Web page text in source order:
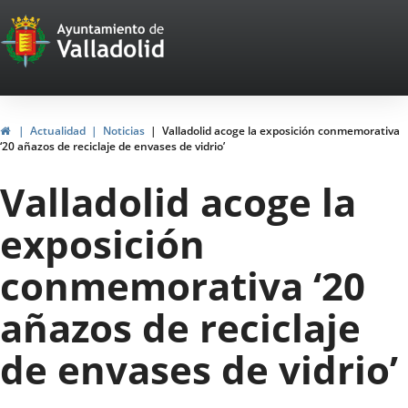
Portal
Web
del
Ayuntamiento
de
Valladolid
HomeActualidad Noticias
Valladolid acoge la exposición conmemorativa
‘20 añazos de reciclaje de envases de vidrio’
Valladolid acoge la
exposición
conmemorativa ‘20
añazos de reciclaje
de envases de vidrio’